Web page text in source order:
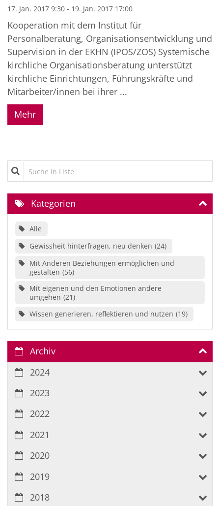
17. Jan. 2017 9:30 - 19. Jan. 2017 17:00
Kooperation mit dem Institut für
Personalberatung, Organisationsentwicklung und
Supervision in der EKHN (IPOS/ZOS) Systemische
kirchliche Organisationsberatung unterstützt
kirchliche Einrichtungen, Führungskräfte und
Mitarbeiter/innen bei ihrer ...
Mehr
Suche in Liste
Kategorien
Alle
Gewissheit hinterfragen, neu denken 24
Mit Anderen Beziehungen ermöglichen und
gestalten 56
Mit eigenen und den Emotionen andere
umgehen 21
Wissen generieren, reflektieren und nutzen 19
Archiv
2024
2023
2022
2021
2020
2019
2018